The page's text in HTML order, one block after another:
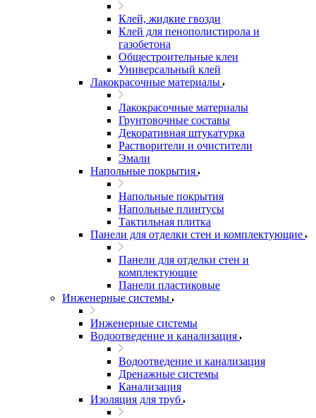
Клей, жидкие гвозди
Клей для пенополистирола и
газобетона
Общестроительные клеи
Универсальный клей
Лакокрасочные материалы
Лакокрасочные материалы
Грунтовочные составы
Декоративная штукатурка
Растворители и очистители
Эмали
Напольные покрытия
Напольные покрытия
Напольные плинтусы
Тактильная плитка
Панели для отделки стен и комплектующие
Панели для отделки стен и
комплектующие
Панели пластиковые
Инженерные системы
Инженерные системы
Водоотведение и канализация
Водоотведение и канализация
Дренажные системы
Канализация
Изоляция для труб